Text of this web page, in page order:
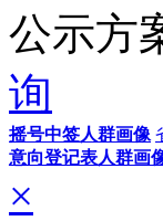
公示方
询
摇号中签人群画像
意向登记表人群画
×